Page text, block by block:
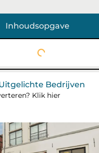
Inhoudsopgave
Bedrijven
Klik hier